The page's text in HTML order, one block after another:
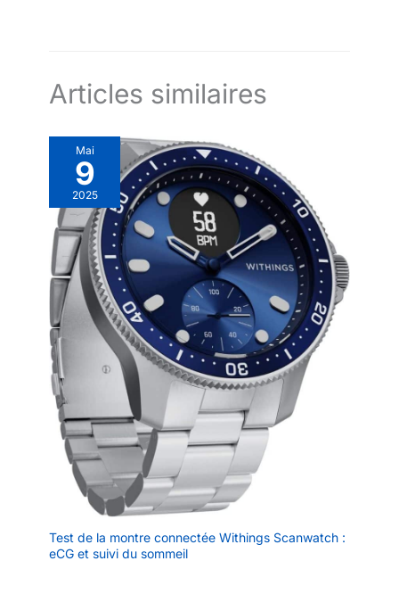
Articles similaires
Mai
9
2025
Test de la montre connectée Withings Scanwatch :
eCG et suivi du sommeil